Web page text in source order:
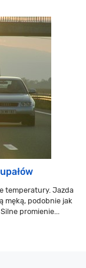
temperatury. Jazda
męką, podobnie jak
promienie...